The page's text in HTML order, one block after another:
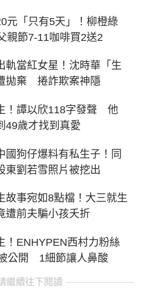
元「只有5天」！柳橙綠
節7-11咖啡買2送2
軌當紅女星！沈時華「生
拋棄 捲詐欺案神隱
！譚以欣118字發聲 他
49歲才找到真愛
國狗仔爆料有私生子！同
東劉若雪照片被挖出
故事宛如8點檔！大三就生
遭前夫騙小孩夭折
！ENHYPEN西村力粉絲
公開 1細節讓人鼻酸
繼續往下閱讀